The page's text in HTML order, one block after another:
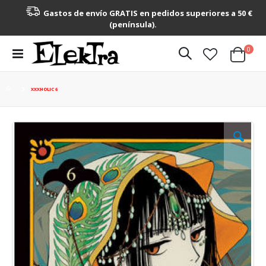
Gastos de envío GRATIS en pedidos superiores a 50 €
(península).
Toggle
Nav
Cart
0
XXXHOLIC 6
Saltar
galería
imágenes